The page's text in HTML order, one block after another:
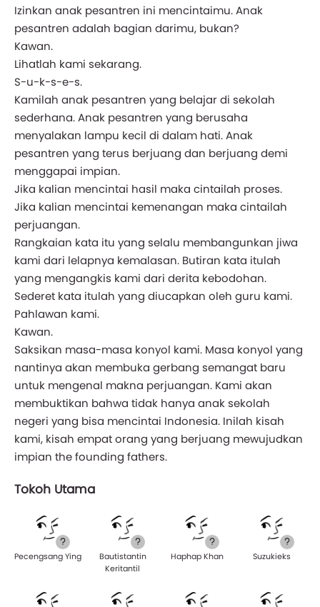
Izinkan anak pesantren ini mencintaimu. Anak
pesantren adalah bagian darimu, bukan?
Kawan.
Lihatlah kami sekarang.
S-u-k-s-e-s.
Kamilah anak pesantren yang belajar di sekolah
sederhana. Anak pesantren yang berusaha
menyalakan lampu kecil di dalam hati. Anak
pesantren yang terus berjuang dan berjuang demi
menggapai impian.
Jika kalian mencintai hasil maka cintailah proses.
Jika kalian mencintai kemenangan maka cintailah
perjuangan.
Rangkaian kata itu yang selalu membangunkan jiwa
kami dari lelapnya kemalasan. Butiran kata itulah
yang mengangkis kami dari derita kebodohan.
Sederet kata itulah yang diucapkan oleh guru kami.
Pahlawan kami.
Kawan.
Saksikan masa-masa konyol kami. Masa konyol yang
nantinya akan membuka gerbang semangat baru
untuk mengenal makna perjuangan. Kami akan
membuktikan bahwa tidak hanya anak sekolah
negeri yang bisa mencintai Indonesia. Inilah kisah
kami, kisah empat orang yang berjuang mewujudkan
impian the founding fathers.
Tokoh Utama
Pecengsang Ying
Bautistantin
Keritantil
Haphap Khan Suzukieks